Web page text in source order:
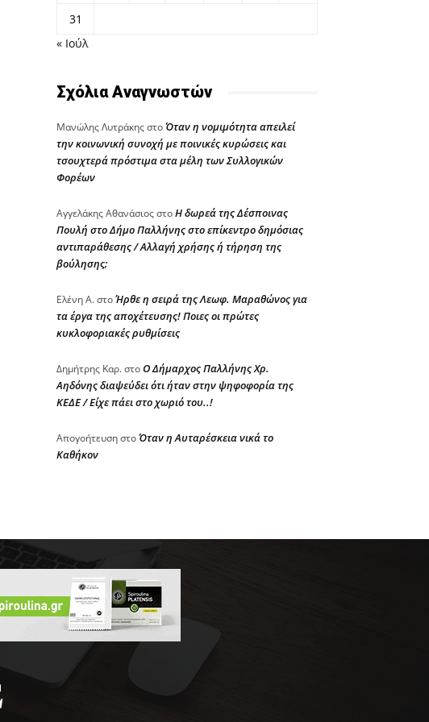
31
« Ιούλ
Σχόλια Αναγνωστών
Μανώλης ΛυτράκηςστοΌταν η νομιμότητα απειλεί
την κοινωνική συνοχή με ποινικές κυρώσεις και
τσουχτερά πρόστιμα στα μέλη των Συλλογικών
Φορέων
Αγγελάκης ΑθανάσιοςστοΗ δωρεά της Δέσποινας
Πουλή στο Δήμο Παλλήνης στο επίκεντρο δημόσιας
αντιπαράθεσης / Αλλαγή χρήσης ή τήρηση της
βούλησης;
Ελένη Α.στοΉρθε η σειρά της Λεωφ. Μαραθώνος για
τα έργα της αποχέτευσης! Ποιες οι πρώτες
κυκλοφοριακές ρυθμίσεις
Δημήτρης Καρ.στοΟ Δήμαρχος Παλλήνης Χρ.
Αηδόνης διαψεύδει ότι ήταν στην ψηφοφορία της
ΚΕΔΕ / Είχε πάει στο χωριό του..!
ΑπογοήτευσηστοΌταν η Αυταρέσκεια νικά το
Καθήκον